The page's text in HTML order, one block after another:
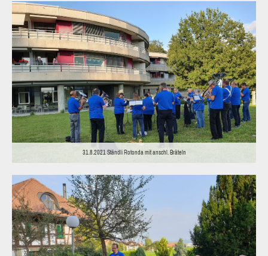
31.8.2021 Ständli Rotonda mit anschl. Bräteln